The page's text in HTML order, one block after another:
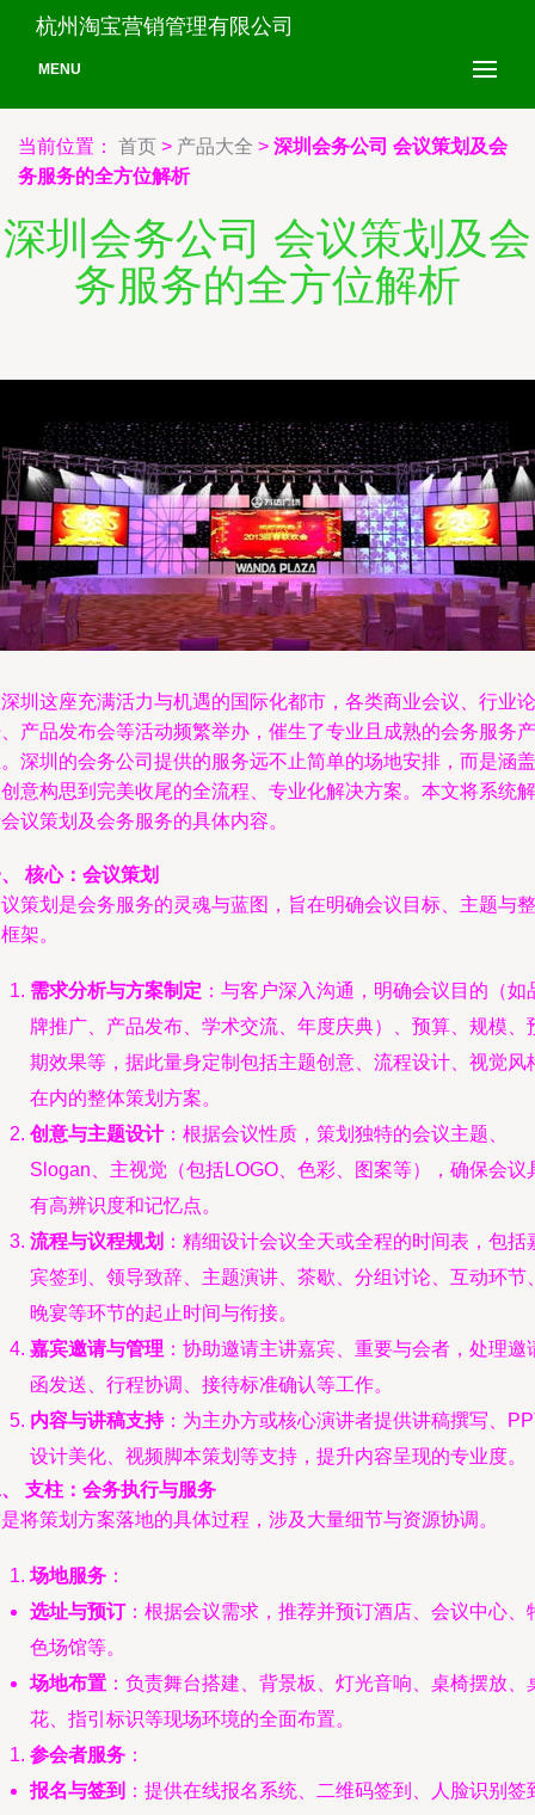
杭州淘宝营销管理有限公司
MENU
当前位置： 首页 > 产品大全 > 深圳会务公司 会议策划及会
务服务的全方位解析
深圳会务公司 会议策划及会
务服务的全方位解析
圳这座充满活力与机遇的国际化都市，各类商业会议、行业论
产品发布会等活动频繁举办，催生了专业且成熟的会务服务产
深圳的会务公司提供的服务远不止简单的场地安排，而是涵盖
意构思到完美收尾的全流程、专业化解决方案。本文将系统解
议策划及会务服务的具体内容。
核心：会议策划
策划是会务服务的灵魂与蓝图，旨在明确会议目标、主题与整
架。
需求分析与方案制定 ：与客户深入沟通，明确会议目的（如
牌推广、产品发布、学术交流、年度庆典）、预算、规模、
期效果等，据此量身定制包括主题创意、流程设计、视觉风
在内的整体策划方案。
创意与主题设计：根据会议性质，策划独特的会议主题、
Slogan、主视觉（包括LOGO、色彩、图案等），确保会议
有高辨识度和记忆点。
流程与议程规划 ：精细设计会议全天或全程的时间表，包括
宾签到、领导致辞、主题演讲、茶歇、分组讨论、互动环节
晚宴等环节的起止时间与衔接。
嘉宾邀请与管理 ：协助邀请主讲嘉宾、重要与会者，处理邀
函发送、行程协调、接待标准确认等工作。
内容与讲稿支持：为主办方或核心演讲者提供讲稿撰写、
设计美化、视频脚本策划等支持，提升内容呈现的专业度。
支柱：会务执行与服务
将策划方案落地的具体过程，涉及大量细节与资源协调。
场地服务 ：
选址与预订：根据会议需求，推荐并预订酒店、会议中心、
色场馆等。
场地布置 ：负责舞台搭建、背景板、灯光音响、桌椅摆放、
花、指引标识等现场环境的全面布置。
参会者服务 ：
报名与签到 ：提供在线报名系统、二维码签到、人脸识别签